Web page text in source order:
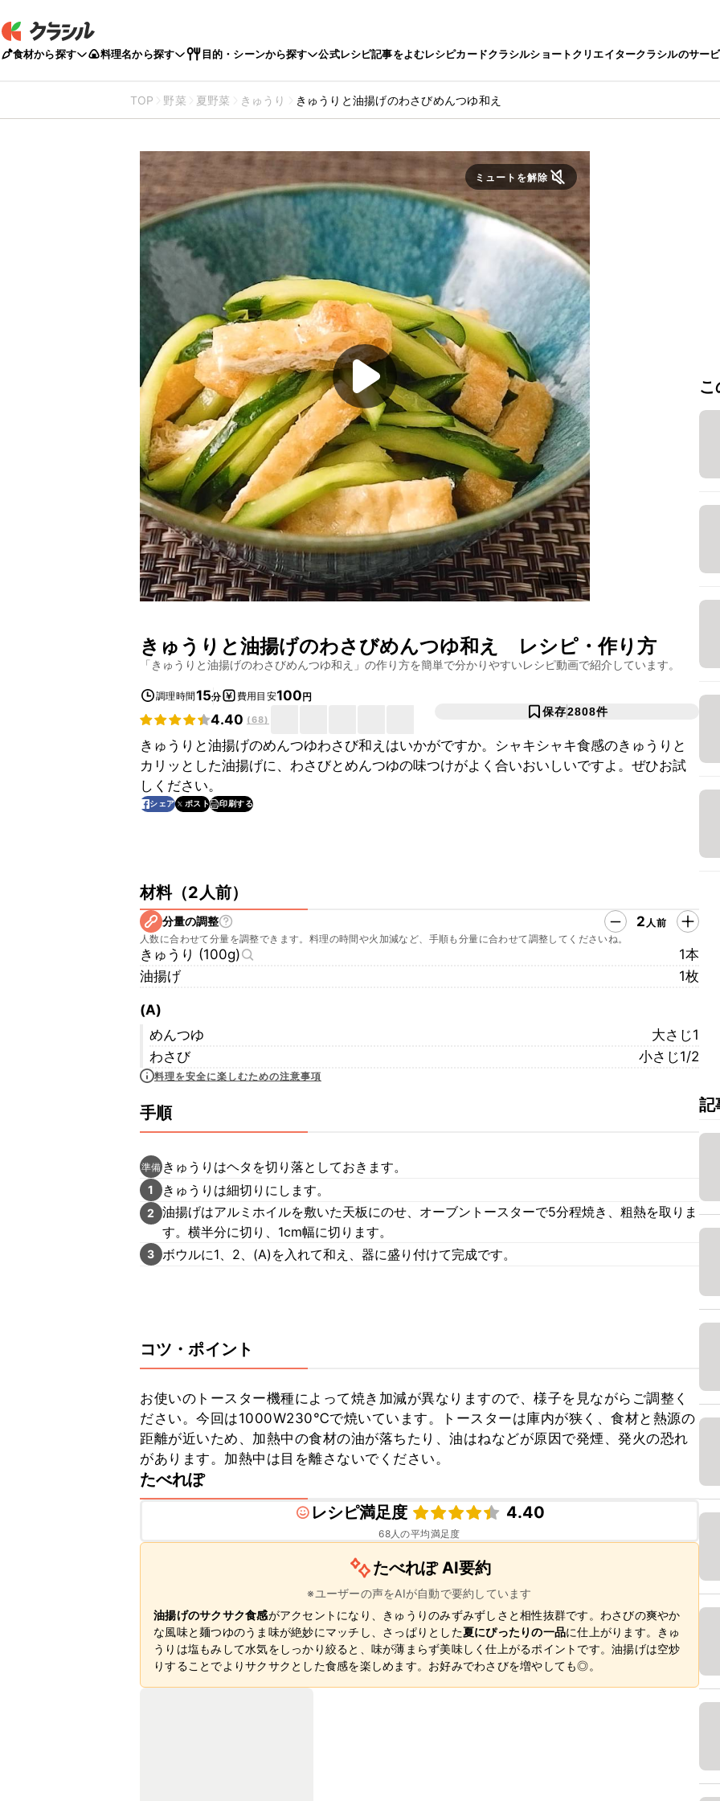
食材から探す 料理名から探す 目的・シーンから探す 公式レシピ記事をよむレシピカードクラシルショートクリエイタークラシルのサー
TOP 野菜 夏野菜 きゅうり きゅうりと油揚げのわさびめんつゆ和え
ミュートを解除
きゅうりと油揚げのわさびめんつゆ和え レシピ・作り方
「きゅうりと油揚げのわさびめんつゆ和え 」の作り方を簡単で分かりやすいレシピ動画で紹介しています。
調理時間15分 費用目安100円
4.40 (68)
保存2808件
きゅうりと油揚げのめんつゆわさび和えはいかがですか。シャキシャキ食感のきゅうりと
カリッとした油揚げに、わさびとめんつゆの味つけがよく合いおいしいですよ。ぜひお試
しください。
シェア ポスト 印刷する
材料（2人前）
分量の調整 2 人前
人数に合わせて分量を調整できます。料理の時間や火加減など、手順も分量に合わせて調整してくださいね。
きゅうり (100g)
1本
油揚げ
1枚
(A)
めんつゆ
大さじ1
わさび
小さじ1/2
料理を安全に楽しむための注意事項
手順
準備 きゅうりはヘタを切り落としておきます。
1 きゅうりは細切りにします。
2
油揚げはアルミホイルを敷いた天板にのせ、オーブントースターで5分程焼き、粗熱を取りま
す。横半分に切り、1cm幅に切ります。
3 ボウルに1、2、(A)を入れて和え、器に盛り付けて完成です。
コツ・ポイント
お使いのトースター機種によって焼き加減が異なりますので、様子を見ながらご調整く
ださい。今回は1000W230℃で焼いています。トースターは庫内が狭く、食材と熱源の
距離が近いため、加熱中の食材の油が落ちたり、油はねなどが原因で発煙、発火の恐れ
があります。加熱中は目を離さないでください。
たべれぽ
レシピ満足度
4.40
68人の平均満足度
たべれぽ AI要約
※ユーザーの声をAIが自動で要約しています
油揚げのサクサク食感がアクセントになり、きゅうりのみずみずしさと相性抜群です。わさびの爽やか
な風味と麺つゆのうま味が絶妙にマッチし、さっぱりとした夏にぴったりの一品に仕上がります。きゅ
うりは塩もみして水気をしっかり絞ると、味が薄まらず美味しく仕上がるポイントです。油揚げは空炒
りすることでよりサクサクとした食感を楽しめます。お好みでわさびを増やしても◎。
記